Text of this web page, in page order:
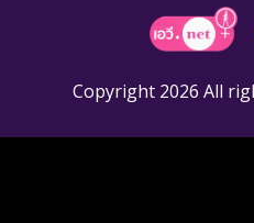
Copyright 2026 All